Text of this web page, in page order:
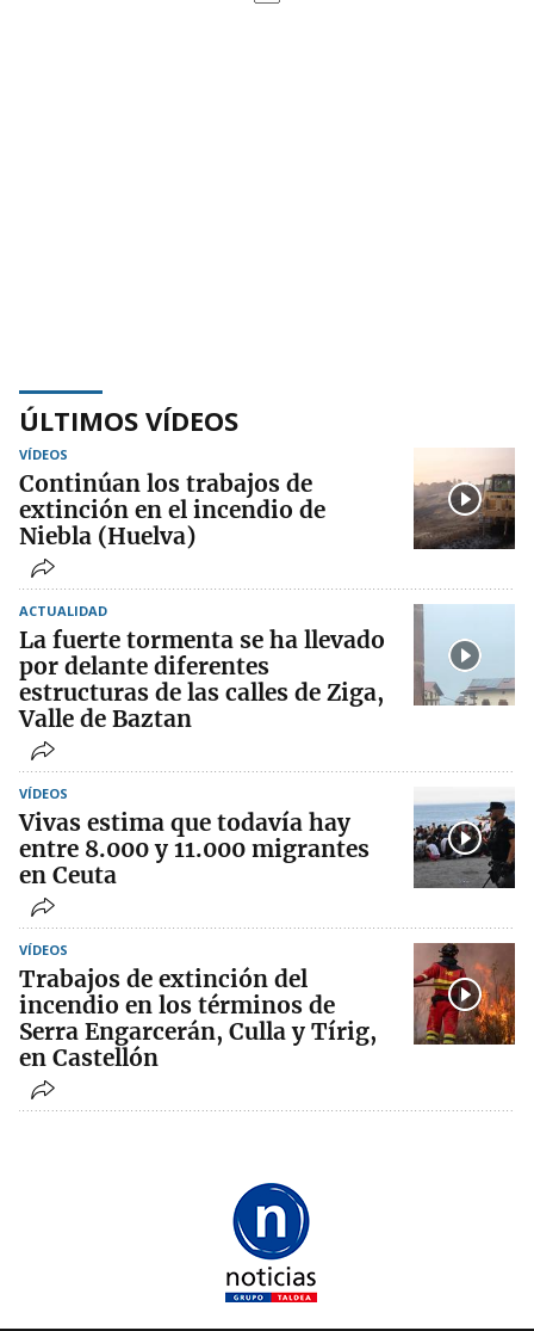
ÚLTIMOS VÍDEOS
VÍDEOS
Continúan los trabajos de
extinción en el incendio de
Niebla (Huelva)
ACTUALIDAD
La fuerte tormenta se ha llevado
por delante diferentes
estructuras de las calles de Ziga,
Valle de Baztan
VÍDEOS
Vivas estima que todavía hay
entre 8.000 y 11.000 migrantes
en Ceuta
VÍDEOS
Trabajos de extinción del
incendio en los términos de
Serra Engarcerán, Culla y Tírig,
en Castellón